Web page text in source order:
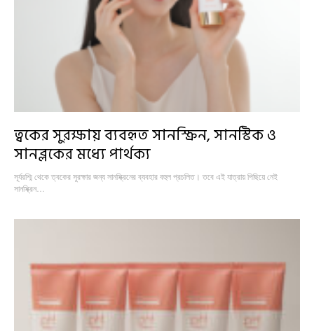
ত্বকের সুরক্ষায় ব্যবহৃত সানস্ক্রিন, সানস্টিক ও
সানব্লকের মধ্যে পার্থক্য
সূর্যরশ্মি থেকে ত্বকের সুরক্ষার জন্য সানস্ক্রিনের ব্যবহার বহুল প্রচলিত। তবে এই যাত্রায় পিছিয়ে নেই
সানস্ক্রিন…